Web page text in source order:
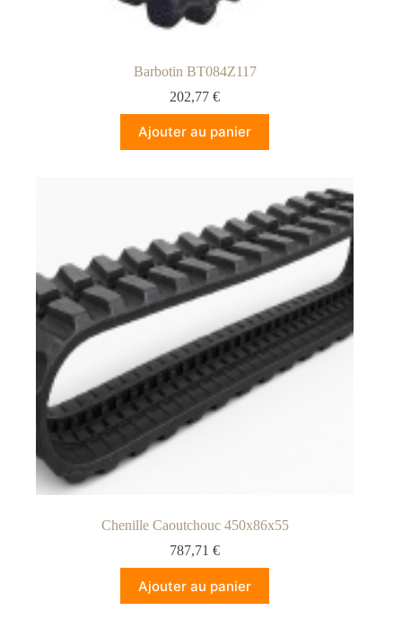
Barbotin BT084Z117
202,77€
Ajouter au panier
Chenille Caoutchouc 450x86x55
787,71€
Ajouter au panier